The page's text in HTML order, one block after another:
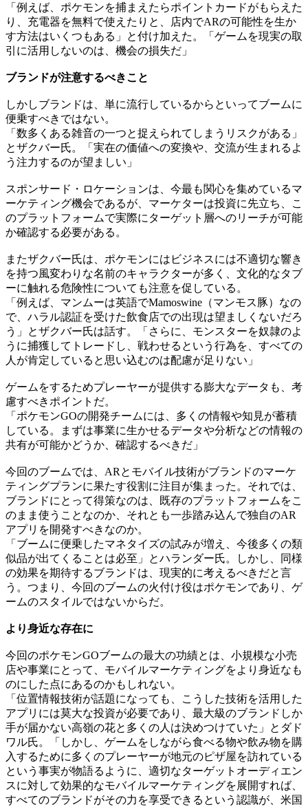
「例えば、ポケモンを捕まえたらポイントカードがもらえた
り、充電器を無料で使えたりと、店内でARの可能性を生か
す方法はいくつもある」と付け加えた。「ゲームを現実の取
引に活用しないのは、機会の損失だ」
ブランドが注意するべきこと
しかしブランドは、単に流行しているからといってブームに
便乗すべきではない。
「数多くある雑音の一つと捉えられてしまうリスクがある」
とザクバー氏。「実在の価値への変換や、交流が生まれるよ
う注力するのが望ましい」
スポンサード・ロケーションは、今最も関心を集めているマ
ーケティング機会であるが、マーケターは投資に先立ち、こ
のプラットフォームで実際にターゲット層へのリーチが可能
か確認する必要がある。
またザクバー氏は、ポケモンにはビジネスには不適切な響き
を持つ風変わりな名前のキャラクターが多く、文化的なタブ
ーに触れる危険性についても注意を促している。
「例えば、マンムーは英語でMamoswine（マンモス豚）なの
で、ハラル認証を受けた飲食店での出現は望ましくないだろ
う」とザクバー氏は話す。「さらに、モンスターを奴隷のよ
うに捕獲してトレードし、戦わせるという行為を、すべての
人が肯定していると思い込むのは配慮が足りない」
ゲームをするためプレーヤーが提供する膨大なデータも、考
慮すべきポイントだ。
「ポケモンGOの開発チームには、多くの情報や知見が蓄積
している。まずは事業に生かせるデータや分析などの情報の
共有が可能かどうか、確認するべきだ」
今回のブームでは、ARとモバイル技術がブランドのマーケ
ティングプランに果たす役割に注目が集まった。それでは、
ブランドにとって得策なのは、既存のプラットフォームをこ
のまま使うことなのか、それとも一歩踏み込んで独自のAR
アプリを開発すべきなのか。
「ブームに便乗したマネタイズの試みが増え、今後多くの類
似品が出てくることは必至」とハランダー氏。しかし、同様
の効果を期待するブランドは、現実的に考えるべきだと言
う。つまり、今回のブームの火付け役はポケモンであり、ゲ
ームのスタイルではないからだ。
より身近な存在に
今回のポケモンGOブームの最大の功績とは、小規模な小売
店や事業にとって、モバイルマーケティングをより身近なも
のにした点にあるのかもしれない。
「位置情報技術が話題になっても、こうした技術を活用した
アプリには莫大な投資が必要であり、最大級のブランドしか
手が届かない高嶺の花と多くの人は決めつけていた」とダド
ワル氏。「しかし、ゲームをしながら食べる物や飲み物を購
入するために多くのプレーヤーが地元のピザ屋を訪れている
という事実が物語るように、適切なターゲットオーディエン
スに対して効果的なモバイルマーケティングを展開すれば、
すべてのブランドがその力を享受できるという認識が、米国